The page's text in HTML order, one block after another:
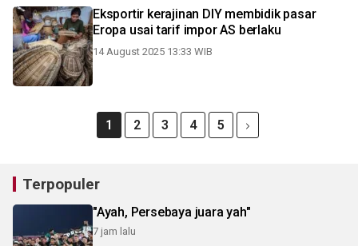
Eksportir kerajinan DIY membidik pasar
Eropa usai tarif impor AS berlaku
14 August 2025 13:33 WIB
1 2 3 4 5
Terpopuler
"Ayah, Persebaya juara yah"
7 jam lalu